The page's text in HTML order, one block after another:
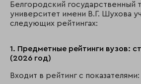
Белгородский государственный
университет имени В.Г. Шухова
следующих рейтингах:
1. Предметные рейтинги вузов:
(2026 год)
Входит в рейтинг с показателями: